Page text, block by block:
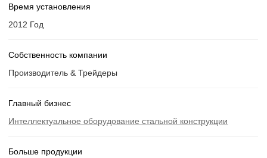
Время установления
2012 Год
Собственность компании
Производитель & Трейдеры
Главный бизнес
Интеллектуальное оборудование стальной конструкции
Больше продукции